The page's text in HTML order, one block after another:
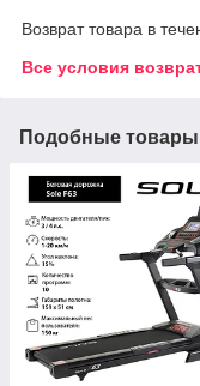
Возврат товара в
Все условия
Подобные